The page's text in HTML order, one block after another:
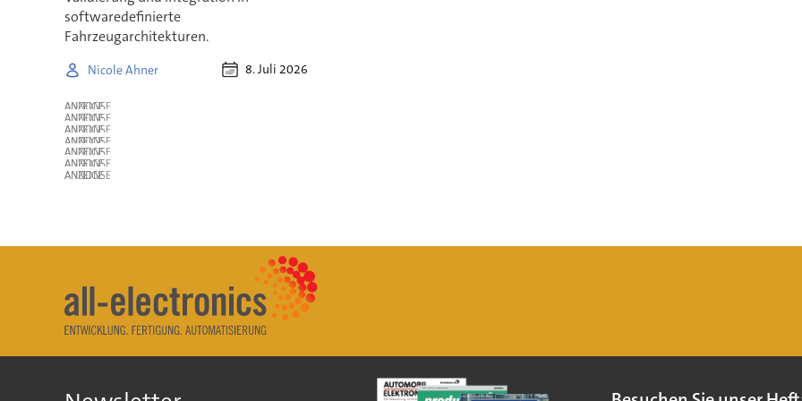
softwaredefinierte
Fahrzeugarchitekturen.
Nicole Ahner 8. Juli 2026
ANZEIGE
ANZEIGE
ANZEIGE
ANZEIGE
ANZEIGE
ANZEIGE
ANZEIGE